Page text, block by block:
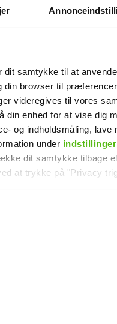
dit samtykke til at
din browser til
videregives til vores
din enhed for at vise dig
og indholdsmåling, lave
under indstillinger
dit samtykke tilbage
at trykke på "Privacy
fra tredjeparter til at
samt til brug
Skal